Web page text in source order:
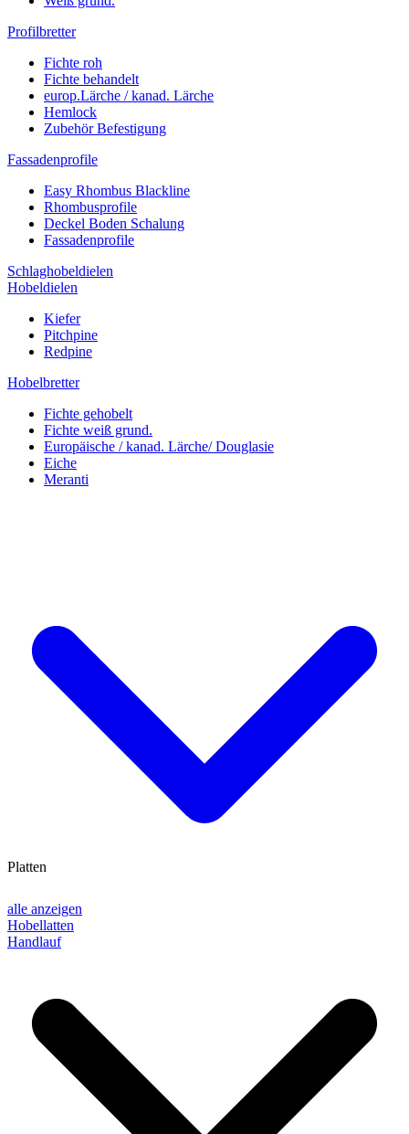
Profilbretter
Fichte roh
Fichte behandelt
europ.Lärche / kanad. Lärche
Hemlock
Zubehör Befestigung
Fassadenprofile
Easy Rhombus Blackline
Rhombusprofile
Deckel Boden Schalung
Fassadenprofile
Schlaghobeldielen
Hobeldielen
Kiefer
Pitchpine
Redpine
Hobelbretter
Fichte gehobelt
Fichte weiß grund.
Europäische / kanad. Lärche/ Douglasie
Eiche
Meranti
alle anzeigen
Hobellatten
Handlauf
Platten